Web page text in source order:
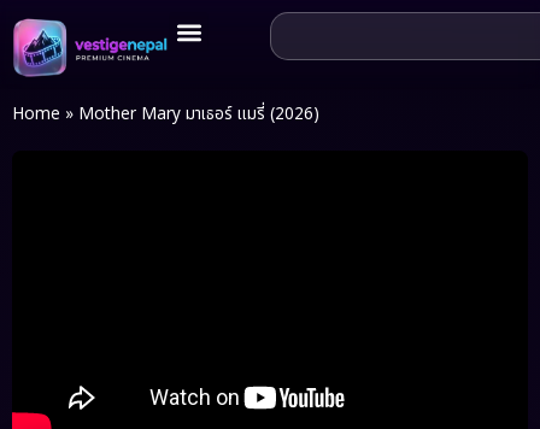
Home » Mother Mary มาเธอร์ แมรี่ (2026)